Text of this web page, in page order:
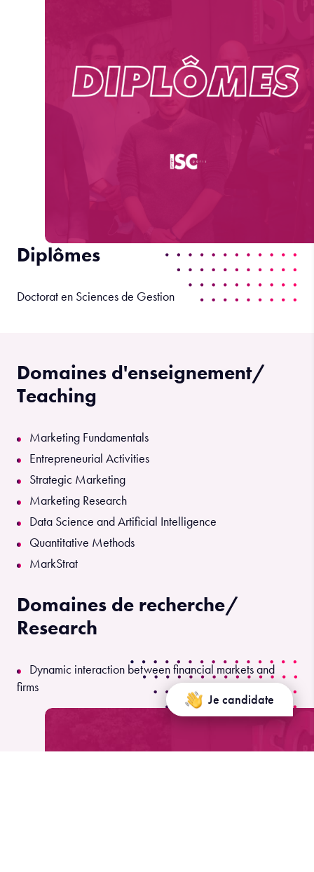
Je candidate
Diplômes
Doctorat en Sciences de Gestion
Domaines d'enseignement/
Teaching
Marketing Fundamentals
Entrepreneurial Activities
Strategic Marketing
Marketing Research
Data Science and Artificial Intelligence
Quantitative Methods
MarkStrat
Domaines de recherche/
Research
Dynamic interaction between financial markets and
firms